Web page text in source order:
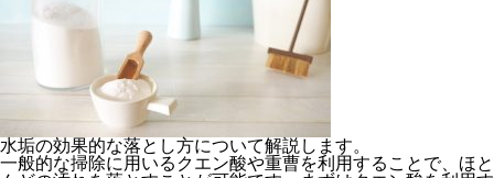
水垢の効果的な落とし方について解説します。
一般的な掃除に用いるクエン酸や重曹を利用することで、ほと